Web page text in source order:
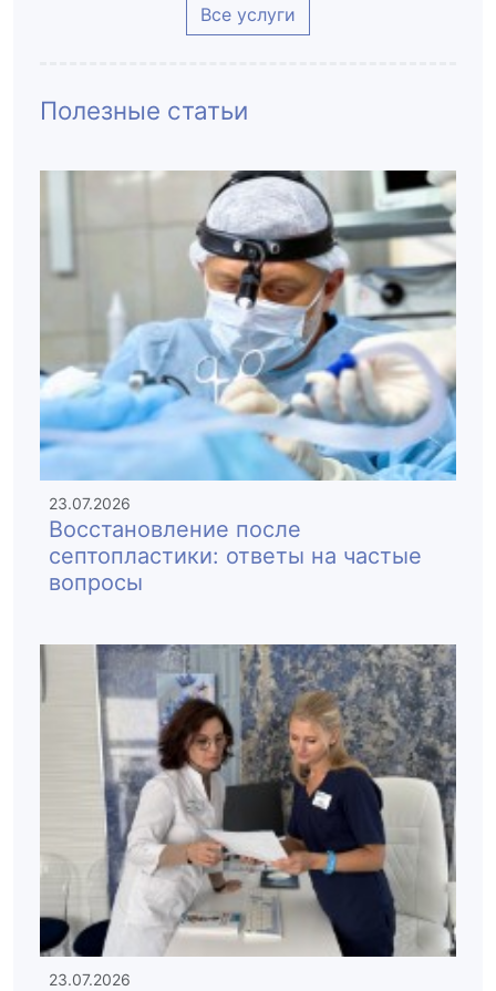
Все услуги
Полезные статьи
23.07.2026
Восстановление после
септопластики: ответы на частые
вопросы
23.07.2026